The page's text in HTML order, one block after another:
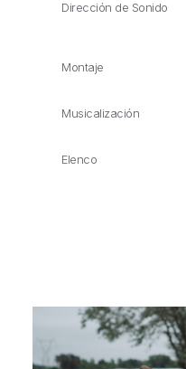
Dirección de Sonido
Montaje
Musicalización
Elenco